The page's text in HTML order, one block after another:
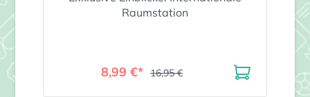
Raumstation
8,99 €* 16,95 €